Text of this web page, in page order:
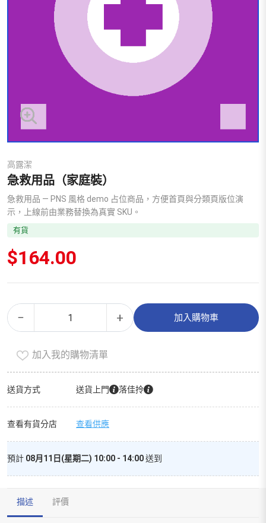
高露潔
急救用品（家庭裝）
急救用品 — PNS 風格 demo 占位商品，方便首頁與分類頁版位演
示，上線前由業務替換為真實 SKU。
有貨
$164.00
−
急
救
（家
庭
量
+ 加入購物車
Alternative:
加入我的購物清單
送貨方式 送貨上門 落佳拎
查看有貨分店 查看供應
預計 08月11日(星期二) 10:00 - 14:00送到
描述 評價